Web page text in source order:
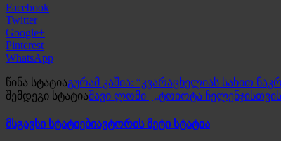
Facebook
Twitter
Google+
Pinterest
WhatsApp
წინა სტატიაგურამ კაშია: “კვარაცხელიას სახით
შემდეგი სტატიაშავი ლომი | „ტოიოტა
მსგავსი სტატიებიავტორის მეტი სტატია